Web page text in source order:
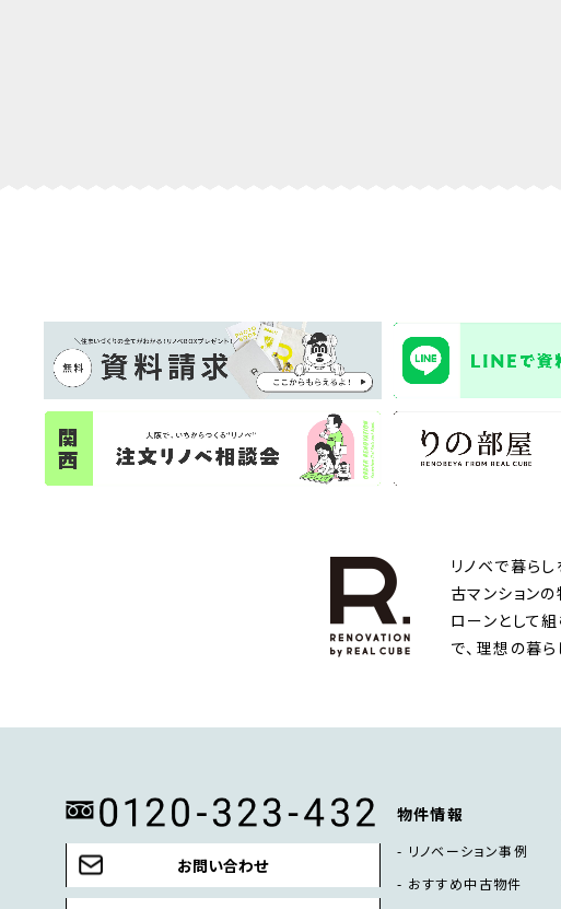
リノベで暮ら
古マンション
ローンとして
で、理想の暮ら
お問い合わせ
物件情報
リノベーション事例
おすすめ中古物件